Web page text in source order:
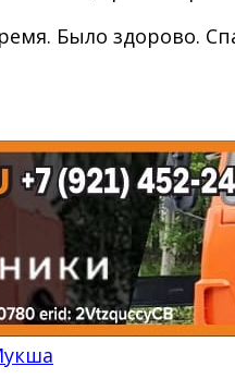
Было здорово.